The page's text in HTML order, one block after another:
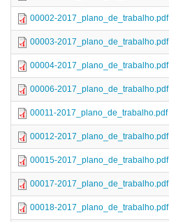
00002-2017_plano_de_trabalho.pdf
00003-2017_plano_de_trabalho.pdf
00004-2017_plano_de_trabalho.pdf
00006-2017_plano_de_trabalho.pdf
00011-2017_plano_de_trabalho.pdf
00012-2017_plano_de_trabalho.pdf
00015-2017_plano_de_trabalho.pdf
00017-2017_plano_de_trabalho.pdf
00018-2017_plano_de_trabalho.pdf